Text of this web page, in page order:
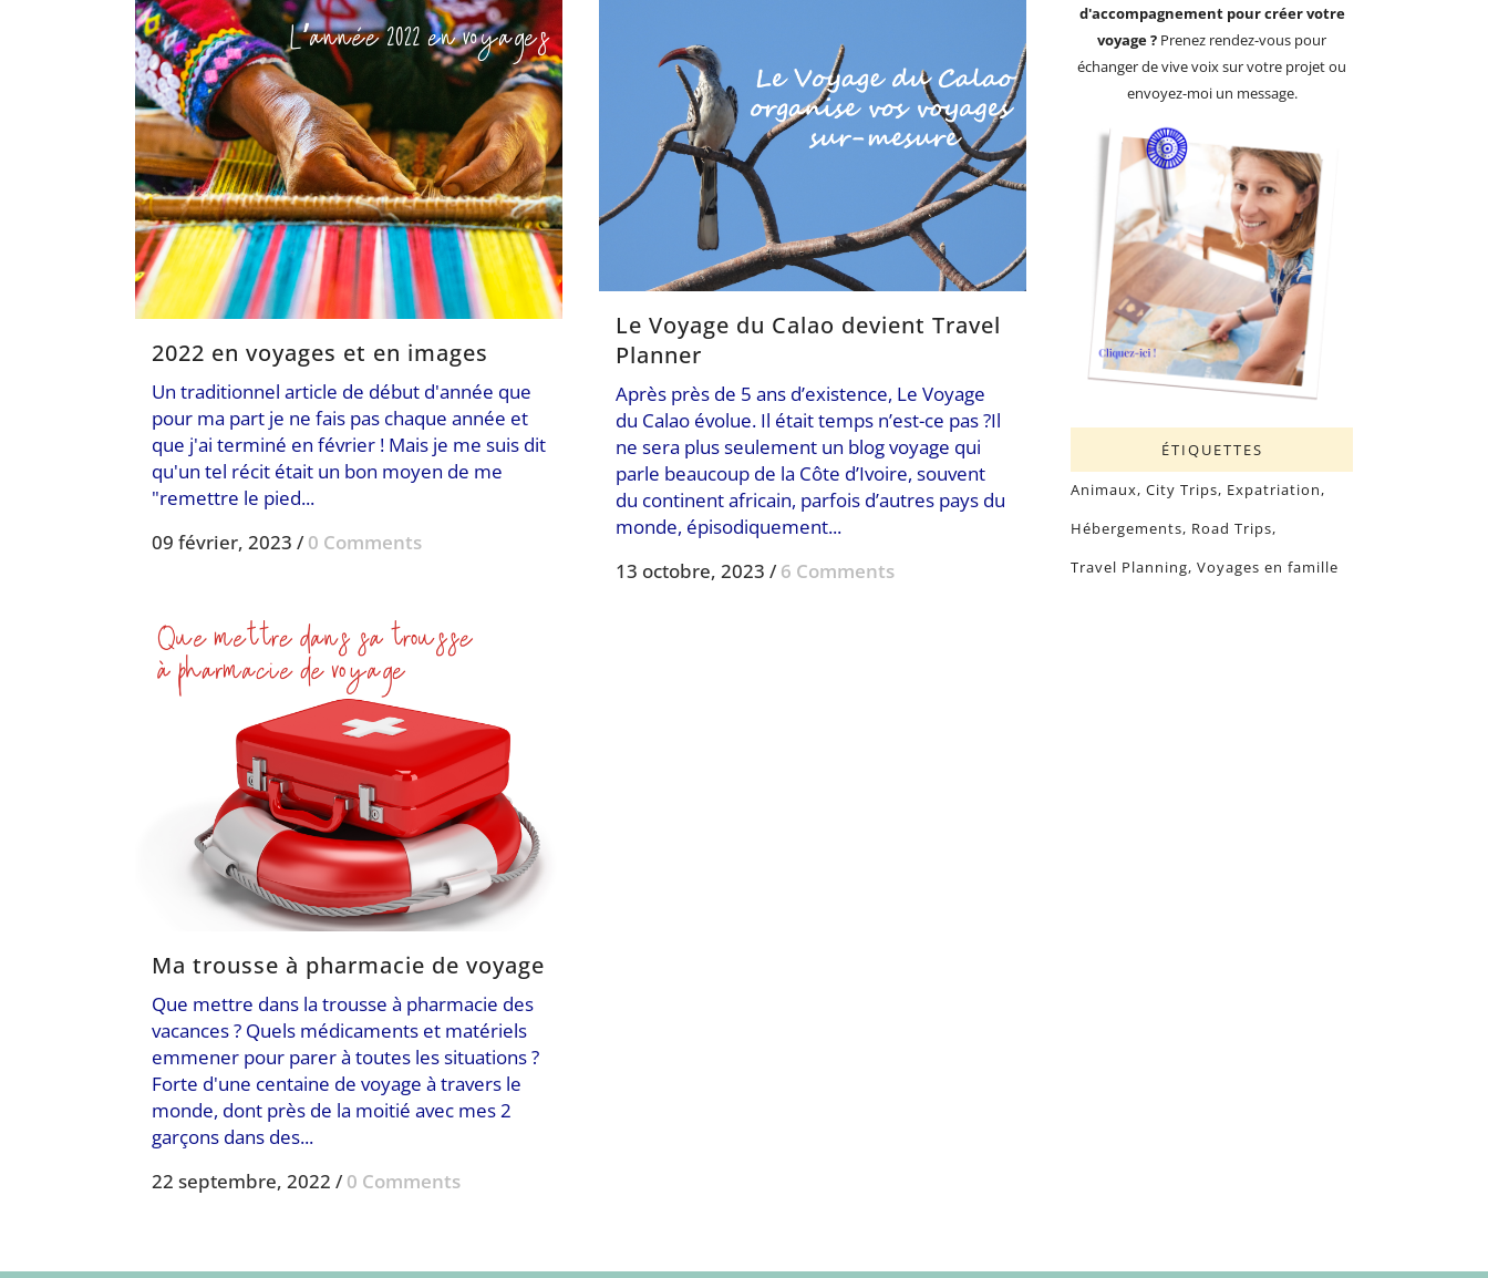
Le Voyage du Calao devient Travel
Planner
Après près de 5 ans d’existence, Le Voyage
du Calao évolue. Il était temps n’est-ce pas ?Il
ne sera plus seulement un blog voyage qui
parle beaucoup de la Côte d’Ivoire, souvent
du continent africain, parfois d’autres pays du
monde, épisodiquement...
13 octobre, 2023 / 6 Comments
2022 en voyages et en images
Un traditionnel article de début d'année que
pour ma part je ne fais pas chaque année et
que j'ai terminé en février ! Mais je me suis dit
qu'un tel récit était un bon moyen de me
"remettre le pied...
09 février, 2023 / 0 Comments
Ma trousse à pharmacie de voyage
Que mettre dans la trousse à pharmacie des
vacances ? Quels médicaments et matériels
emmener pour parer à toutes les situations ?
Forte d'une centaine de voyage à travers le
monde, dont près de la moitié avec mes 2
garçons dans des...
22 septembre, 2022 / 0 Comments
d'accompagnement pour créer votre
voyage ? Prenez rendez-vous pour
échanger de vive voix sur votre projet ou
envoyez-moi un message.
ÉTIQUETTES
Animaux City Trips Expatriation
Hébergements Road Trips
Travel Planning Voyages en famille